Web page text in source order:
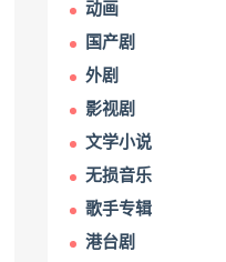
动画
国产剧
外剧
影视剧
文学小说
无损音乐
歌手专辑
港台剧